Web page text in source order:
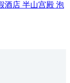
酒店 半山宫殿 泡